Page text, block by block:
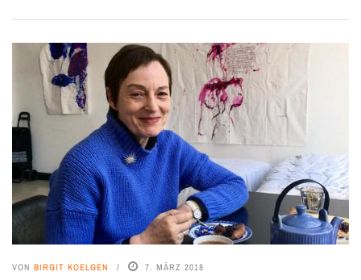
VON BIRGIT KOELGEN 7. MÄRZ 2018